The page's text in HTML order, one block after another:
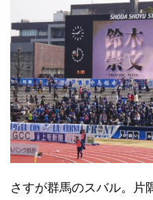
さすが群馬のスバル。片